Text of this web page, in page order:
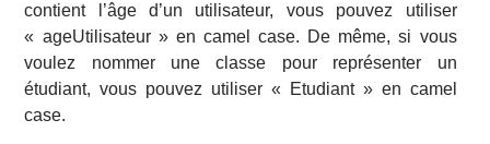
contient l’âge d’un utilisateur, vous pouvez utiliser
« ageUtilisateur » en camel case. De même, si vous
voulez nommer une classe pour représenter un
étudiant, vous pouvez utiliser « Etudiant » en camel
case.